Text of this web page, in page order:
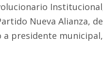
Nueva Alianza,
presidente